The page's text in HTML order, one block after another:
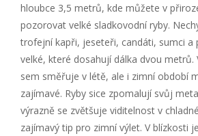
hloubce 3,5 metrů, kde můžete v
pozorovat velké sladkovodní ryby.
trofejní kapři, jeseteři, candáti, sumci a
velké, které dosahují dálka dvou metrů.
sem směřuje v létě, ale i zimní období
zajímavé. Ryby sice zpomalují svůj
výrazně se zvětšuje viditelnost v
zajímavý tip pro zimní výlet. V blízkosti